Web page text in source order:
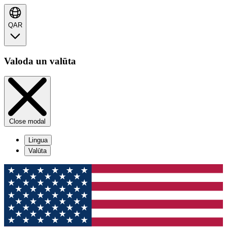
QAR
Valoda un valūta
Close modal
Lingua
Valūta